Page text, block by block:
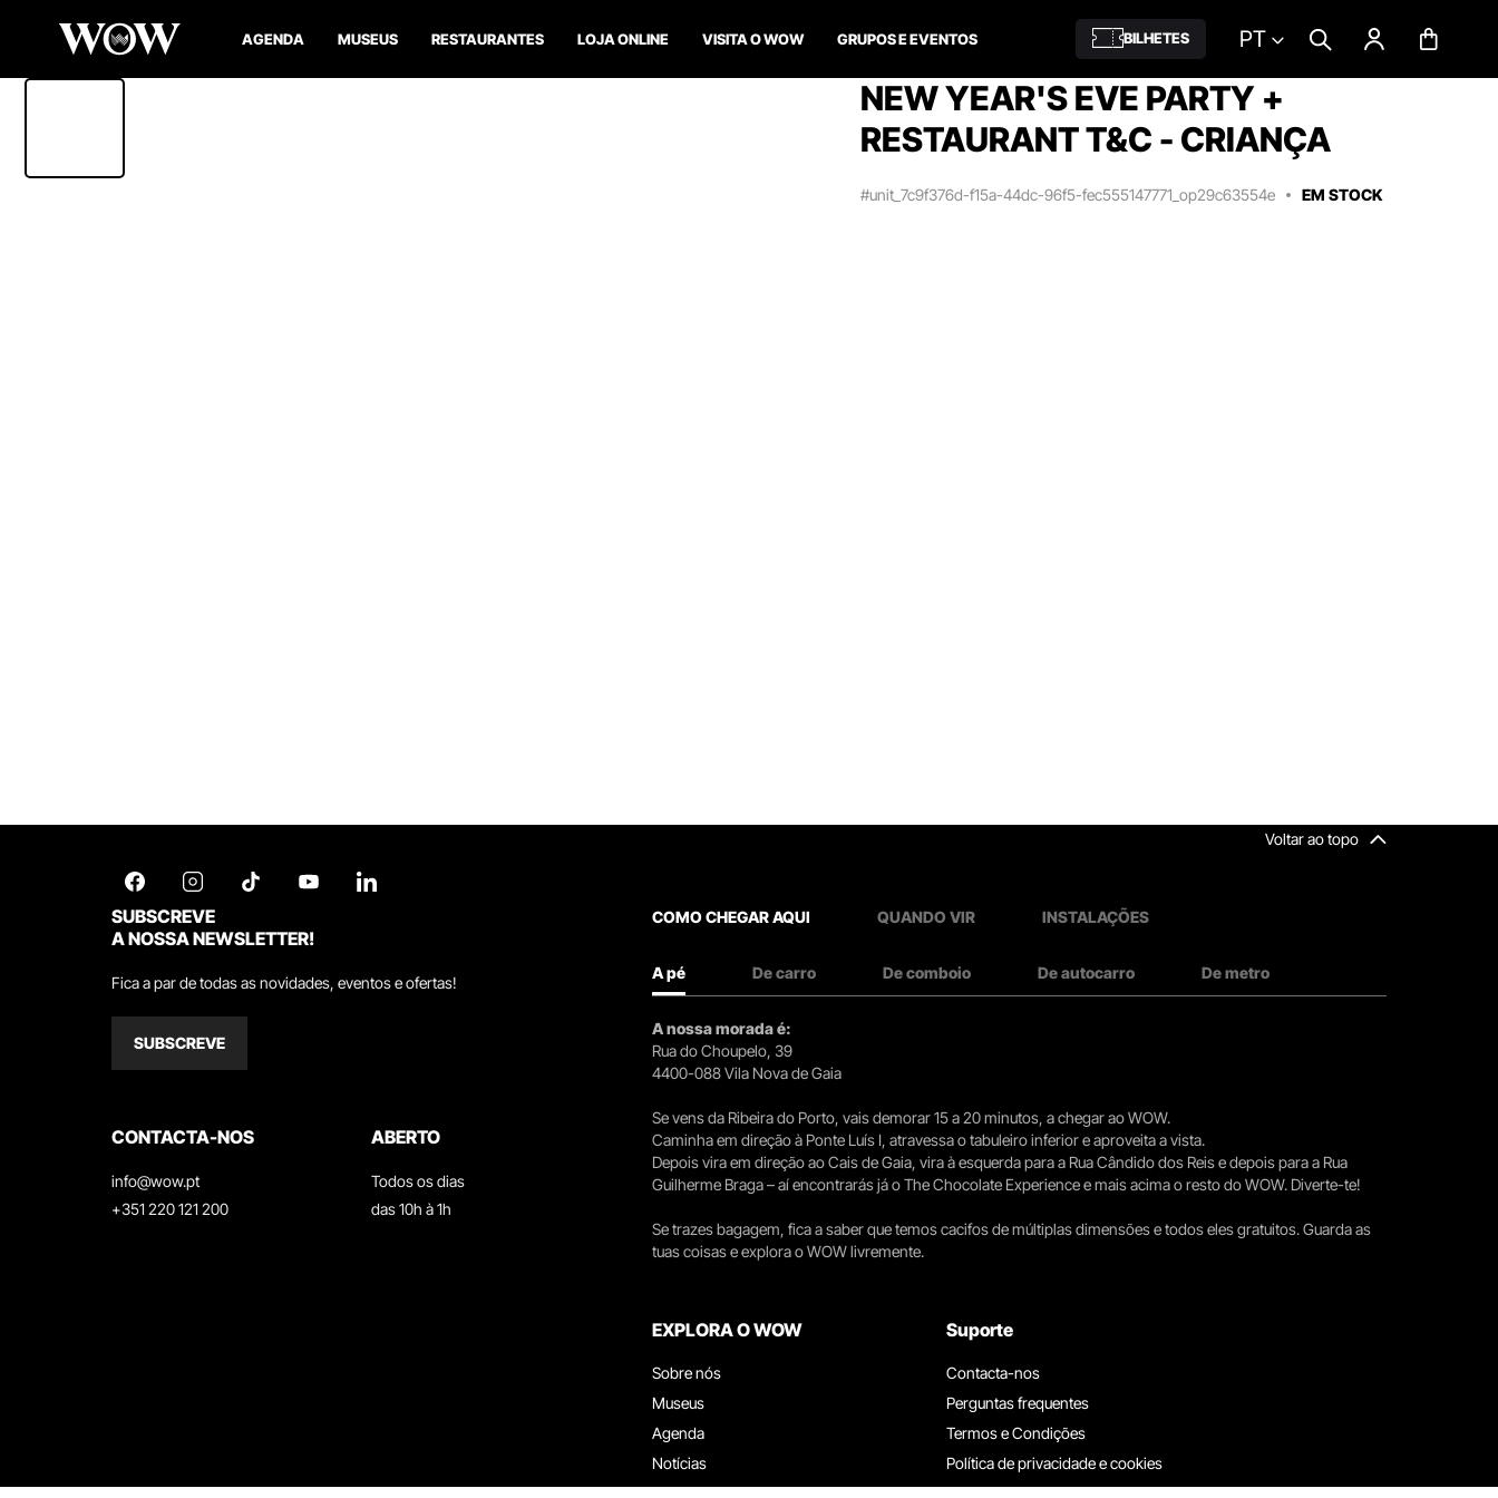
AGENDA MUSEUS RESTAURANTES LOJA ONLINE VISITA O WOW GRUPOS E EVENTOS BILHETES PT
NEW YEAR'S EVE PARTY +
RESTAURANT T&C - CRIANÇA
#unit_7c9f376d-f15a-44dc-96f5-fec555147771_op29c63554e EM STOCK
Voltar ao topo
SUBSCREVE
A NOSSA NEWSLETTER!
Fica a par de todas as novidades, eventos e ofertas!
SUBSCREVE
CONTACTA-NOS
info@wow.pt
+351 220 121 200
ABERTO
Todos os dias
das 10h à 1h
COMO CHEGAR AQUI QUANDO VIR INSTALAÇÕES
A pé De carro De comboio De autocarro De metro
A nossa morada é:
Rua do Choupelo, 39
4400-088 Vila Nova de Gaia
Se vens da Ribeira do Porto, vais demorar 15 a 20 minutos, a chegar ao WOW.
Caminha em direção à Ponte Luís I, atravessa o tabuleiro inferior e aproveita a vista.
Depois vira em direção ao Cais de Gaia, vira à esquerda para a Rua Cândido dos Reis e depois para a Rua
Guilherme Braga – aí encontrarás já o The Chocolate Experience e mais acima o resto do WOW. Diverte-te!
Se trazes bagagem, fica a saber que temos cacifos de múltiplas dimensões e todos eles gratuitos. Guarda as
tuas coisas e explora o WOW livremente.
EXPLORA O WOW
Sobre nós
Museus
Agenda
Notícias
Restaurantes
Suporte
Contacta-nos
Perguntas frequentes
Termos e Condições
Política de privacidade e cookies
Trabalha connosco